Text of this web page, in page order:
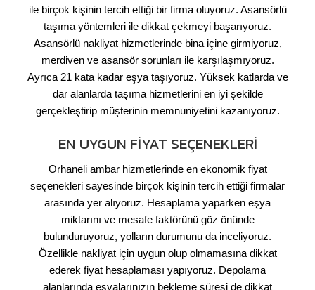
ile birçok kişinin tercih ettiği bir firma oluyoruz. Asansörlü
taşıma yöntemleri ile dikkat çekmeyi başarıyoruz.
Asansörlü nakliyat hizmetlerinde bina içine girmiyoruz,
merdiven ve asansör sorunları ile karşılaşmıyoruz.
Ayrıca 21 kata kadar eşya taşıyoruz. Yüksek katlarda ve
dar alanlarda taşıma hizmetlerini en iyi şekilde
gerçekleştirip müşterinin memnuniyetini kazanıyoruz.
EN UYGUN FIYAT SEÇENEKLERI
Orhaneli ambar hizmetlerinde en ekonomik fiyat
seçenekleri sayesinde birçok kişinin tercih ettiği firmalar
arasında yer alıyoruz. Hesaplama yaparken eşya
miktarını ve mesafe faktörünü göz önünde
bulunduruyoruz, yolların durumunu da inceliyoruz.
Özellikle nakliyat için uygun olup olmamasına dikkat
ederek fiyat hesaplaması yapıyoruz. Depolama
alanlarında eşyalarınızın bekleme süresi de dikkat